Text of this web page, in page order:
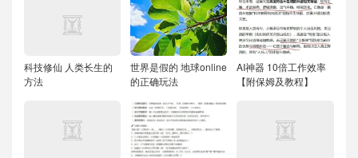
科技修仙 人类长生的
方法
世界是假的 地球online
的正确玩法
AI神器 10倍工作效率
【附保姆及教程】